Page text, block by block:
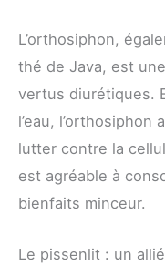
L’orthosiphon,
thé de Java, est
vertus diurétiques.
l’eau, l’orthosiphon
lutter contre la
est agréable à
bienfaits minceur.
Le pissenlit : un